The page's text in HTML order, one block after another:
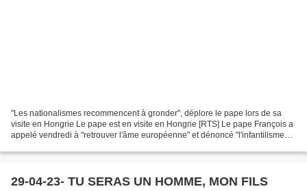
"Les nationalismes recommencent à gronder", déplore le pape lors de sa
visite en Hongrie Le pape est en visite en Hongrie [RTS] Le pape François a
appelé vendredi à "retrouver l'âme européenne" et dénoncé "l'infantilisme
29-04-23- TU SERAS UN HOMME, MON FILS